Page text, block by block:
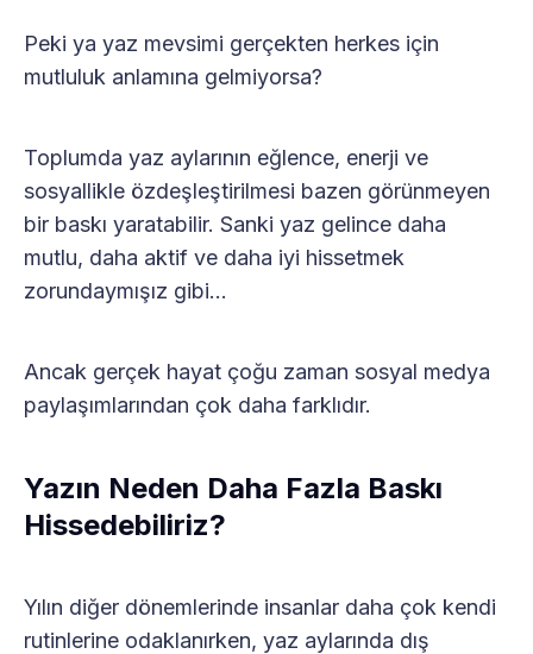
Peki ya yaz mevsimi gerçekten herkes için
mutluluk anlamına gelmiyorsa?
Toplumda yaz aylarının eğlence, enerji ve
sosyallikle özdeşleştirilmesi bazen görünmeyen
bir baskı yaratabilir. Sanki yaz gelince daha
mutlu, daha aktif ve daha iyi hissetmek
zorundaymışız gibi...
Ancak gerçek hayat çoğu zaman sosyal medya
paylaşımlarından çok daha farklıdır.
Yazın Neden Daha Fazla Baskı
Hissedebiliriz?
Yılın diğer dönemlerinde insanlar daha çok kendi
rutinlerine odaklanırken, yaz aylarında dış